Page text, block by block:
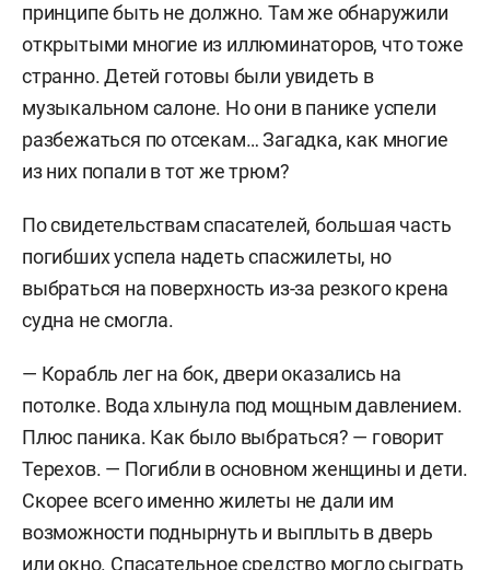
принципе быть не должно. Там же обнаружили
открытыми многие из иллюминаторов, что тоже
странно. Детей готовы были увидеть в
музыкальном салоне. Но они в панике успели
разбежаться по отсекам… Загадка, как многие
из них попали в тот же трюм?
По свидетельствам спасателей, большая часть
погибших успела надеть спасжилеты, но
выбраться на поверхность из-за резкого крена
судна не смогла.
— Корабль лег на бок, двери оказались на
потолке. Вода хлынула под мощным давлением.
Плюс паника. Как было выбраться? — говорит
Терехов. — Погибли в основном женщины и дети.
Скорее всего именно жилеты не дали им
возможности поднырнуть и выплыть в дверь
или окно. Спасательное средство могло сыграть